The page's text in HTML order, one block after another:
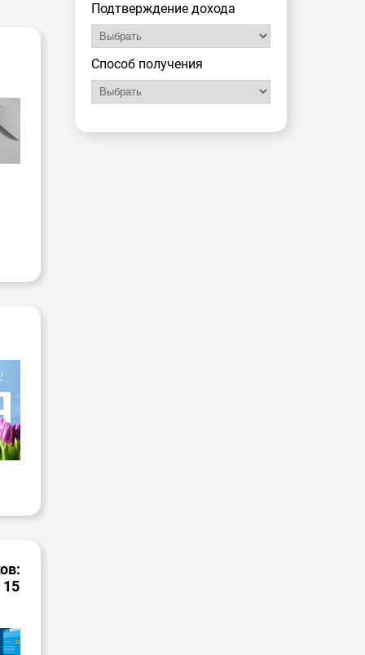
15
Подтверждение дохода
Способ получения